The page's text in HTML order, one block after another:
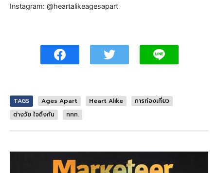
Instagram: @heartalikeagesapart
TAGS Ages Apart Heart Alike
การท่องเที่ยว
ต่างวัย ใจถึงกัน
ททท.